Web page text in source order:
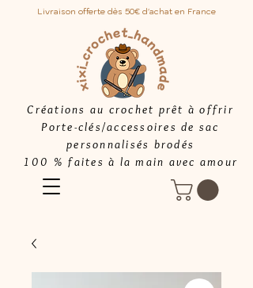
Créations au crochet prêt à offrir
Porte-clés/accessoires de sac
personnalisés brodés
100 % faites à la main avec amour
Livraison offerte dès 50€ d'achat en France